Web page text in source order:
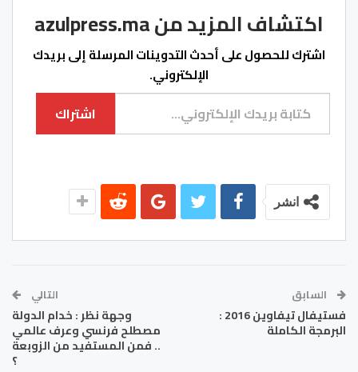
اكتشاف المزيد من azulpress.ma
اشترك للحصول على أحدث التدوينات المرسلة إلى بريدك
الإلكتروني.
كتابة بريدك الإلكتروني...
اشتراك
انشر
السابق
فستيفال تيفاوين 2016 :
البرمجة الكاملة
التالي
وجهة نظر : خدام الدولة
مصطلح فرنسي وعرف عالمي
.. فمن المستفيد من الزوبعة
؟